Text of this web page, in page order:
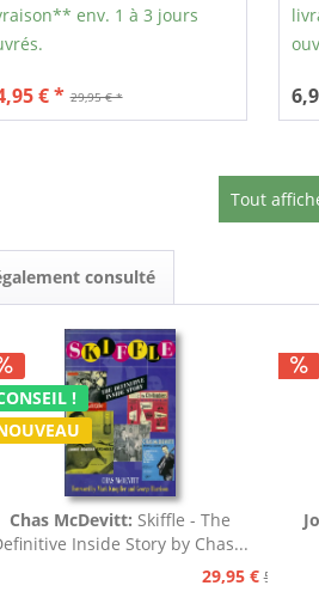
env. 1 à 3 jours
29,95 € *
€ *
Tout
consulté
!
Chas McDevitt: Skiffle - The
Inside Story by Chas...
29,95 € 59,95 €